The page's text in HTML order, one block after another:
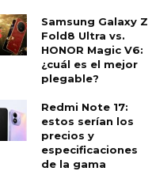
Samsung Galaxy Z
Fold8 Ultra vs.
HONOR Magic V6:
¿cuál es el mejor
plegable?
Redmi Note 17:
estos serían los
precios y
especificaciones
de la gama